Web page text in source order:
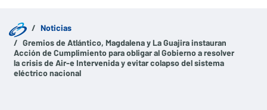
Noticias
Gremios de Atlántico, Magdalena y La Guajira instauran
Acción de Cumplimiento para obligar al Gobierno a resolver
la crisis de Air-e Intervenida y evitar colapso del sistema
eléctrico nacional